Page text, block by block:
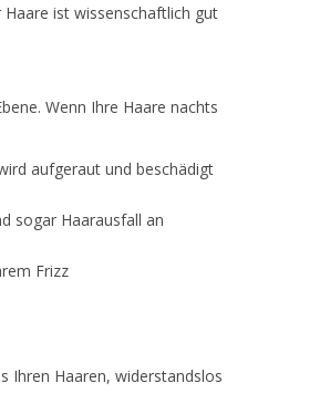
ist wissenschaftlich gut
Wenn Ihre Haare nachts
aufgeraut und beschädigt
sogar Haarausfall an
Frizz
Ihren Haaren, widerstandslos